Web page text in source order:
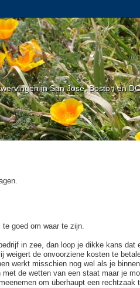
in San Jose, Boston en
goed om waar te zijn.
in zee, dan loop je dikke kans dat
de onvoorziene kosten te
werkt misschien nog wel als je
de wetten van een staat maar je
om überhaupt een rechtzaak